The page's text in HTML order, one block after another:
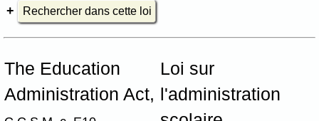
Rechercher dans cette loi
The Education
Administration Act,
Loi sur
l'administration